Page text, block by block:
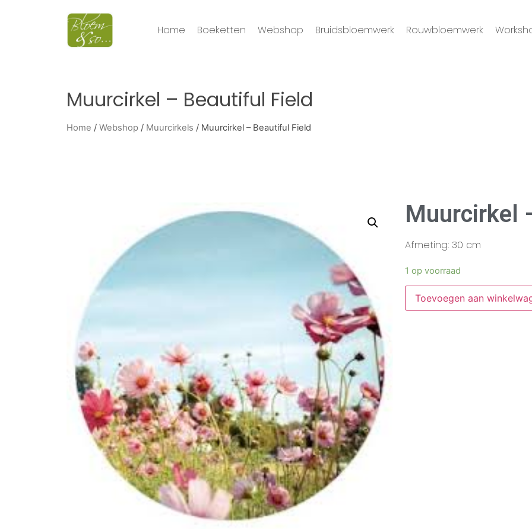
Home Boeketten Webshop Bruidsbloemwerk Rouwbloemwerk
Muurcirkel – Beautiful Field
Home / Webshop / Muurcirkels / Muurcirkel – Beautiful Field
Muurcirkel
Afmeting: 30 cm
1 op voorraad
Toevoegen aan